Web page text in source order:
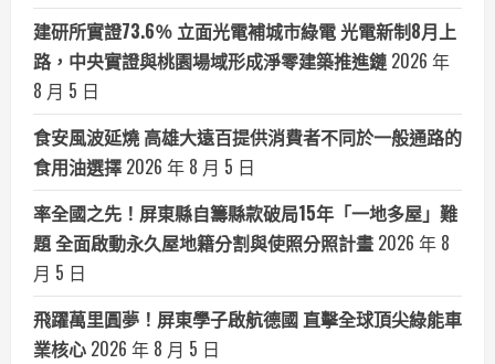
建研所實證73.6％ 立面光電補城市綠電 光電新制8月上
路，中央實證與桃園場域形成淨零建築推進鏈 2026 年
8 月 5 日
食安風波延燒 高雄大遠百提供消費者不同於一般通路的
食用油選擇 2026 年 8 月 5 日
率全國之先！屏東縣自籌縣款破局15年「一地多屋」難
題 全面啟動永久屋地籍分割與使照分照計畫 2026 年 8
月 5 日
飛躍萬里圓夢！屏東學子啟航德國 直擊全球頂尖綠能車
業核心 2026 年 8 月 5 日